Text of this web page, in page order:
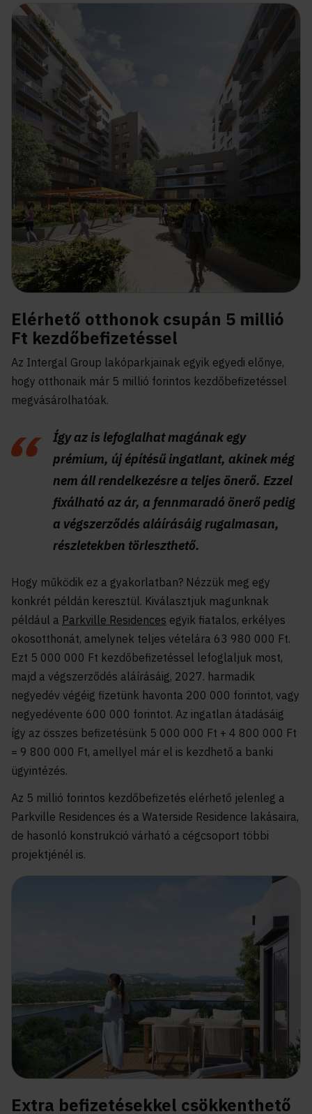
Elérhető otthonok csupán 5 millió
Ft kezdőbefizetéssel
Az Intergal Group lakóparkjainak egyik egyedi előnye,
hogy otthonaik már 5 millió forintos kezdőbefizetéssel
megvásárolhatóak.
Így az is lefoglalhat magának egy
prémium, új építésű ingatlant, akinek még
nem áll rendelkezésre a teljes önerő. Ezzel
fixálható az ár, a fennmaradó önerő pedig
a végszerződés aláírásáig rugalmasan,
részletekben törleszthető.
Hogy működik ez a gyakorlatban? Nézzük meg egy
konkrét példán keresztül. Kiválasztjuk magunknak
például a Parkville Residences egyik fiatalos, erkélyes
okosotthonát, amelynek teljes vételára 63 980 000 Ft.
Ezt 5 000 000 Ft kezdőbefizetéssel lefoglaljuk most,
majd a végszerződés aláírásáig, 2027. harmadik
negyedév végéig fizetünk havonta 200 000 forintot, vagy
negyedévente 600 000 forintot. Az ingatlan átadásáig
így az összes befizetésünk 5 000 000 Ft + 4 800 000 Ft
= 9 800 000 Ft, amellyel már el is kezdhető a banki
ügyintézés.
Az 5 millió forintos kezdőbefizetés elérhető jelenleg a
Parkville Residences és a Waterside Residence lakásaira,
de hasonló konstrukció várható a cégcsoport többi
projektjénél is.
Extra befizetésekkel csökkenthető